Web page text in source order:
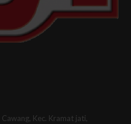
Kec. Kramat jati,